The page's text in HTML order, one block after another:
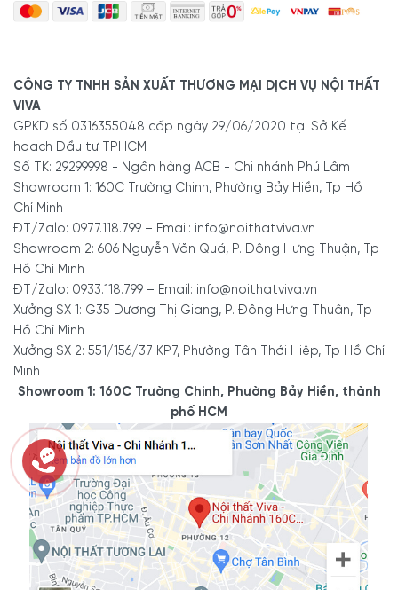
CÔNG TY TNHH SẢN XUẤT THƯƠNG MẠI DỊCH VỤ NỘI THẤT
VIVA
GPKD số 0316355048 cấp ngày 29/06/2020 tại Sở Kế
hoạch Đầu tư TPHCM
Số TK: 29299998 - Ngân hàng ACB - Chi nhánh Phú Lâm
Showroom 1: 160C Trường Chinh, Phường Bảy Hiền, Tp Hồ
Chí Minh
ĐT/Zalo: 0977.118.799 – Email: info@noithatviva.vn
Showroom 2: 606 Nguyễn Văn Quá, P. Đông Hưng Thuận, Tp
Hồ Chí Minh
ĐT/Zalo: 0933.118.799 – Email: info@noithatviva.vn
Xưởng SX 1: G35 Dương Thị Giang, P. Đông Hưng Thuận, Tp
Hồ Chí Minh
Xưởng SX 2: 551/156/37 KP7, Phường Tân Thới Hiệp, Tp Hồ Chí
Minh
Showroom 1: 160C Trường Chinh, Phường Bảy Hiền, thành
phố HCM